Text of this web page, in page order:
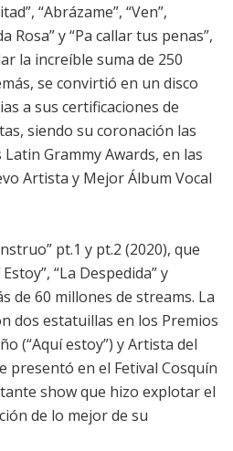
“Abrázame”, “Ven”,
Rosa” y “Pa callar tus penas”,
la increíble suma de 250
se convirtió en un disco
a sus certificaciones de
siendo su coronación las
Grammy Awards, en las
Artista y Mejor Álbum Vocal
pt.1 y pt.2 (2020), que
“La Despedida” y
de 60 millones de streams. La
dos estatuillas en los Premios
(“Aquí estoy”) y Artista del
presentó en el Fetival Cosquín
show que hizo explotar el
de lo mejor de su